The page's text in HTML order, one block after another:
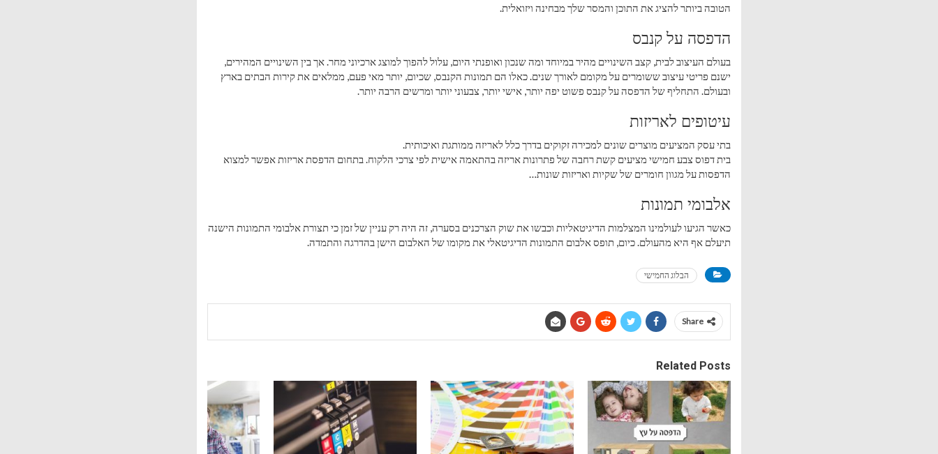
הטובה ביותר להציג את התוכן והמסר שלך מבחינה ויזואלית.
הדפסה על קנבס
בעולם העיצוב לבית, קצב השינויים מהיר במיוחד ומה שנכון ואופנתי היום, עלול להפוך למוצג ארכיוני מחר. אך בין השינויים המהירים,
ישנם פריטי עיצוב ששומרים על מקומם לאורך שנים. כאלו הם תמונות הקנבס, שכיום, יותר מאי פעם, ממלאים את קירות הבתים בארץ
ובעולם. התחליף של הדפסה על קנבס פשוט יפה יותר, אישי יותר, צבעוני יותר ומרשים הרבה יותר.
עיטופים לאריזות
בתי עסק המציעים מוצרים שונים למכירה זקוקים בדרך כלל לאריזה ממותגת ואיכותית.
בית דפוס צבע חמישי מציעים קשת רחבה של פתרונות אריזה בהתאמה אישית לפי צרכי הלקוח. בתחום הדפסת אריזות אפשר למצוא
הדפסות על מגוון חומרים של שקיות ואריזות שונות…
אלבומי תמונות
כאשר הגיעו לעולמינו המצלמות הדיגיטאליות וכבשו את שוק הצרכנים בסערה, זה היה רק עניין של זמן כי תצורת אלבומי התמונות הישנה
תיעלם אף היא מהעולם. כיום, תופס אלבום התמונות הדיגיטאלי את מקומו של האלבום הישן בהדרגה והתמדה.
הבלוג החמישי
Share
Related Posts